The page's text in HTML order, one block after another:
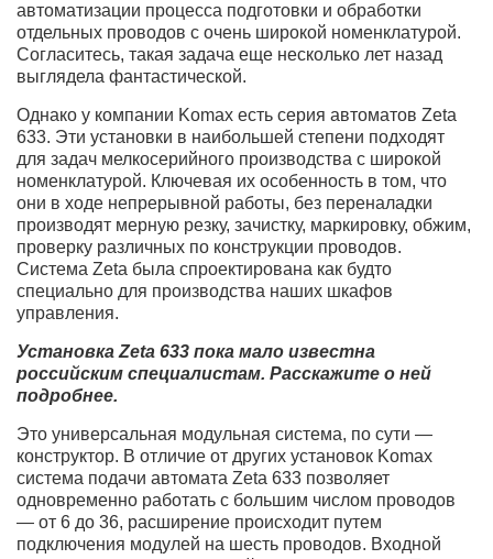
автоматизации процесса подготовки и обработки
отдельных проводов с очень широкой номенклатурой.
Согласитесь, такая задача еще несколько лет назад
выглядела фантастической.
Однако у компании Komax есть серия автоматов Zeta
633. Эти установки в наибольшей степени подходят
для задач мелкосерийного производства с широкой
номенклатурой. Ключевая их особенность в том, что
они в ходе непрерывной работы, без переналадки
производят мерную резку, зачистку, маркировку, обжим,
проверку различных по конструкции проводов.
Система Zeta была спроектирована как будто
специально для производства наших шкафов
управления.
Установка Zeta 633 пока мало известна
российским специалистам. Расскажите о ней
подробнее.
Это универсальная модульная система, по сути —
конструктор. В отличие от других установок Komax
система подачи автомата Zeta 633 позволяет
одновременно работать с большим числом проводов
— от 6 до 36, расширение происходит путем
подключения модулей на шесть проводов. Входной